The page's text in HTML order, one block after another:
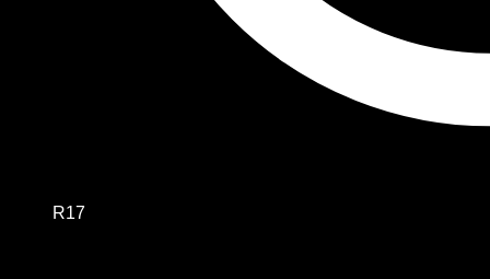
R17